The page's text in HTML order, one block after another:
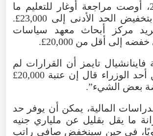
في عام 2019، أوصت مراجعة أوغار للتعليم ما
بعد عمر 18 بتخفيض الحد الأدنى إلى 23,000£.
مركز أبحاث معهد سياسات
إلى أقل من 20,000£.
تايمز أن القرارات لم
تستكمل، لكن أحد الوزراء قال إن عتبة 20,000£
بعض الشيء”.
المالية، يمكن أن يوفر حد
للخزانة ما يقل بقليل عن ملياري جنيه
في حين سينخفض صافي راتب